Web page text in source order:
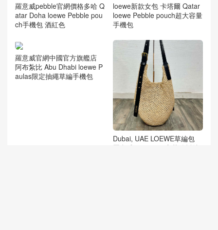
羅意威pebble官網價格多哈 Q
atar Doha loewe Pebble pou
ch手機包 酒紅色
loewe新款女包 卡塔爾 Qatar
loewe Pebble pouch超大容量
手機包
羅意威官網中國官方旗艦店
阿布紮比 Abu Dhabi loewe P
aulas限定抽繩草編手機包
Dubai, UAE LOEWE草編包
羅意威 Paula s限定草編托特